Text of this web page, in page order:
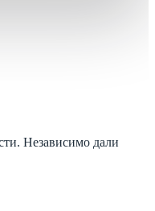
Независимо дали